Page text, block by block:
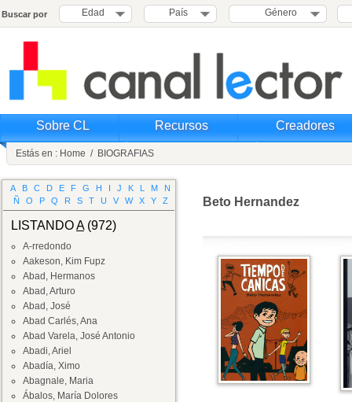
Buscar por Edad País Género
Sobre CL Recursos Creadores
Estás en : Home / BIOGRAFIAS
A B C D E F G H I J K L M
N
Ñ
O P Q R S T U V W X Y Z
LISTANDOA(972)
A-rredondo
Aakeson, Kim Fupz
Abad, Hermanos
Abad, Arturo
Abad, José
Abad Carlés, Ana
Abad Varela, José Antonio
Abadi, Ariel
Abadía, Ximo
Abagnale, Maria
Ábalos, María Dolores
Beto Hernandez